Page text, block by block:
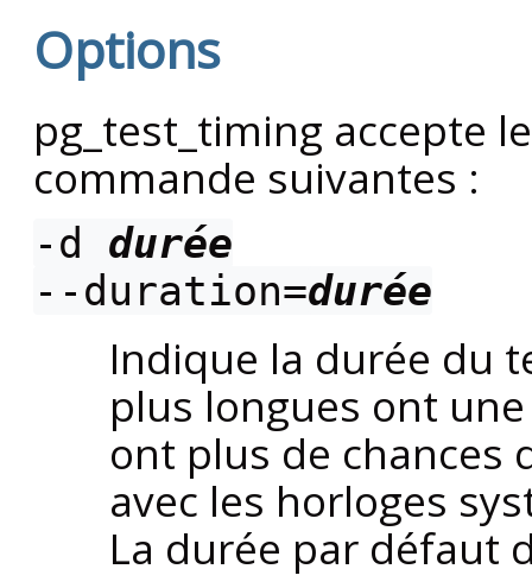
Options
pg_test_timing accepte
commande suivantes :
-d durée
--duration=durée
Indique la durée du
plus longues ont
ont plus de chances
avec les horloges
La durée par défaut